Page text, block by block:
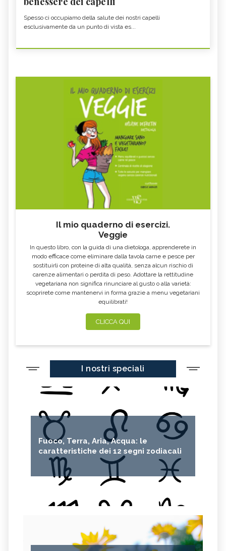
Spesso ci occupiamo della salute dei nostri capelli
esclusivamente da un punto di vista es...
Il mio quaderno di esercizi.
Veggie
In questo libro, con la guida di una dietologa, apprenderete in
modo efficace come eliminare dalla tavola carne e pesce per
sostituirli con proteine di alta qualità, senza alcun rischio di
carenze alimentari o perdita di peso. Adottare la rettitudine
vegetariana non significa rinunciare al gusto o alla varietà:
scoprirete come mantenervi in forma grazie a menu vegetariani
equilibrati!
CLICCA QUI
I nostri speciali
Fuoco, Terra, Aria, Acqua: le
caratteristiche dei 12 segni zodiacali